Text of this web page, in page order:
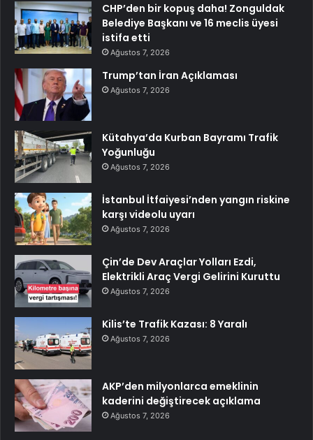
CHP’den bir kopuş daha! Zonguldak
Belediye Başkanı ve 16 meclis üyesi
istifa etti
Ağustos 7, 2026
Trump’tan İran Açıklaması
Ağustos 7, 2026
Kütahya’da Kurban Bayramı Trafik
Yoğunluğu
Ağustos 7, 2026
İstanbul İtfaiyesi’nden yangın riskine
karşı videolu uyarı
Ağustos 7, 2026
Çin’de Dev Araçlar Yolları Ezdi,
Elektrikli Araç Vergi Gelirini Kuruttu
Ağustos 7, 2026
Kilis’te Trafik Kazası: 8 Yaralı
Ağustos 7, 2026
AKP’den milyonlarca emeklinin
kaderini değiştirecek açıklama
Ağustos 7, 2026